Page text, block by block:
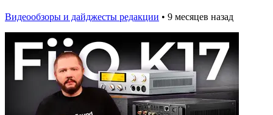
Видеообзоры и дайджесты редакции • 9 месяцев назад